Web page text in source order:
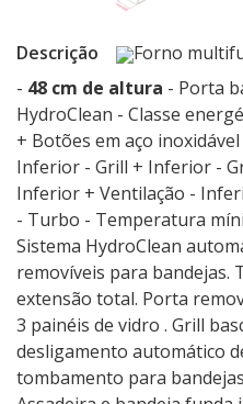
Descrição Forno
- 48 cm de altura - Porta
HydroClean - Classe
+ Botões em aço
Inferior - Grill + Inferior -
Inferior + Ventilação -
- Turbo - Temperatura
Sistema HydroClean
removíveis para bandejas.
extensão total. Porta
3 painéis de vidro . Grill
desligamento automático
tombamento para